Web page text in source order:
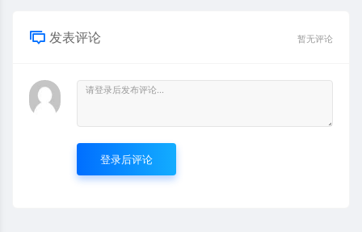
发表评论 暂无评论
登录后评论